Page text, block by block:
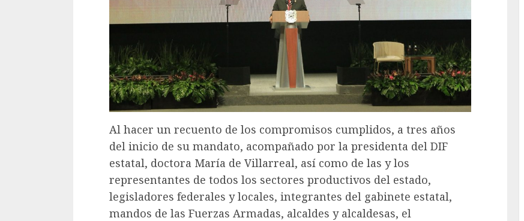
Al hacer un recuento de los compromisos cumplidos, a tres años
del inicio de su mandato, acompañado por la presidenta del DIF
estatal, doctora María de Villarreal, así como de las y los
representantes de todos los sectores productivos del estado,
legisladores federales y locales, integrantes del gabinete estatal,
mandos de las Fuerzas Armadas, alcaldes y alcaldesas, el